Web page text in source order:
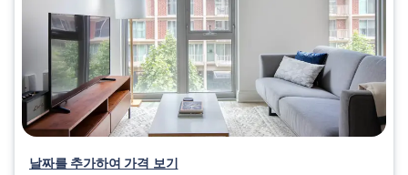
날짜를 추가하여 가격 보기